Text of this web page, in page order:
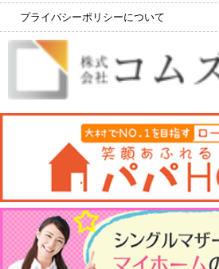
プライバシーポリシーについて